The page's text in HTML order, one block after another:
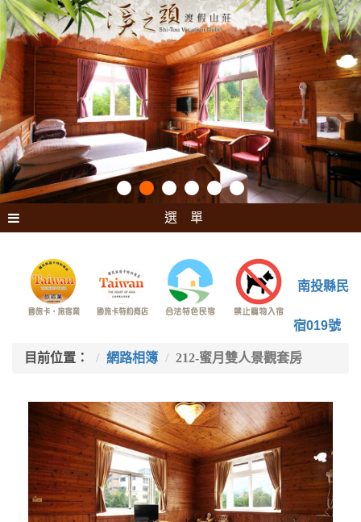
選 單
南投縣民
宿019號
目前位置： 網路相簿 212-蜜月雙人景觀套房